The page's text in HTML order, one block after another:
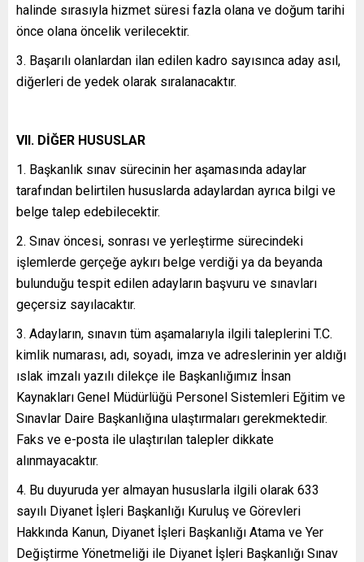
halinde sırasıyla hizmet süresi fazla olana ve doğum tarihi
önce olana öncelik verilecektir.
3. Başarılı olanlardan ilan edilen kadro sayısınca aday asıl,
diğerleri de yedek olarak sıralanacaktır.
VII. DİĞER HUSUSLAR
1. Başkanlık sınav sürecinin her aşamasında adaylar
tarafından belirtilen hususlarda adaylardan ayrıca bilgi ve
belge talep edebilecektir.
2. Sınav öncesi, sonrası ve yerleştirme sürecindeki
işlemlerde gerçeğe aykırı belge verdiği ya da beyanda
bulunduğu tespit edilen adayların başvuru ve sınavları
geçersiz sayılacaktır.
3. Adayların, sınavın tüm aşamalarıyla ilgili taleplerini T.C.
kimlik numarası, adı, soyadı, imza ve adreslerinin yer aldığı
ıslak imzalı yazılı dilekçe ile Başkanlığımız İnsan
Kaynakları Genel Müdürlüğü Personel Sistemleri Eğitim ve
Sınavlar Daire Başkanlığına ulaştırmaları gerekmektedir.
Faks ve e-posta ile ulaştırılan talepler dikkate
alınmayacaktır.
4. Bu duyuruda yer almayan hususlarla ilgili olarak 633
sayılı Diyanet İşleri Başkanlığı Kuruluş ve Görevleri
Hakkında Kanun, Diyanet İşleri Başkanlığı Atama ve Yer
Değiştirme Yönetmeliği ile Diyanet İşleri Başkanlığı Sınav